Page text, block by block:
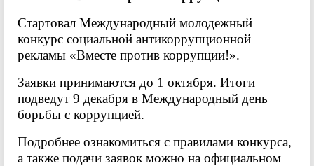
Стартовал Международный молодежный
конкурс социальной антикоррупционной
рекламы «Вместе против коррупции!».
Заявки принимаются до 1 октября. Итоги
подведут 9 декабря в Международный день
борьбы с коррупцией.
Подробнее ознакомиться с правилами конкурса,
а также подачи заявок можно на официальном